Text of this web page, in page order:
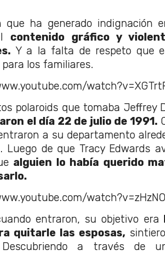
que ha generado indignación
contenido gráfico y
Y a la falta de respeto que
los familiares.
polaroids que tomaba Jeffrey
el día 22 de julio de 1991.
a su departamento
Luego de que Tracy Edwards
alguien lo había querido
entraron, su objetivo era
quitarle las esposas,
a través de